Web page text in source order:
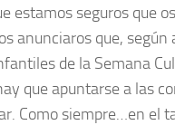
estamos seguros que
anunciaros que,
de la Semana
que apuntarse a las
Como siempre…en el